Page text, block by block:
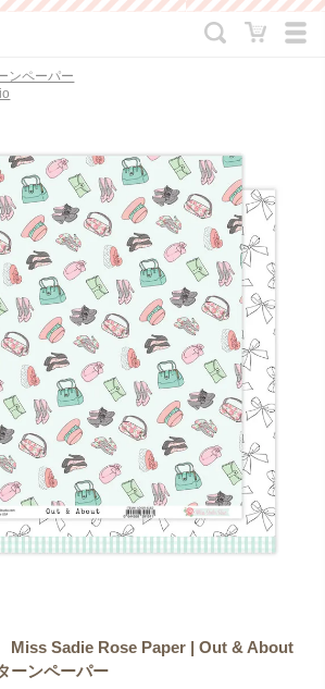
ンペーパー
Sadie Rose Paper | Out & About
ーンペーパー